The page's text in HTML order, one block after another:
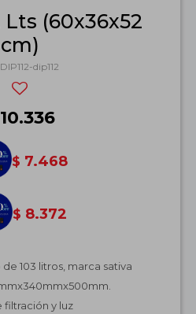
Lts (60x36x52
cm)
DIP112-dip112
10.336
$ 7.468
$ 8.372
103 litros, marca sativa
filtración y luz